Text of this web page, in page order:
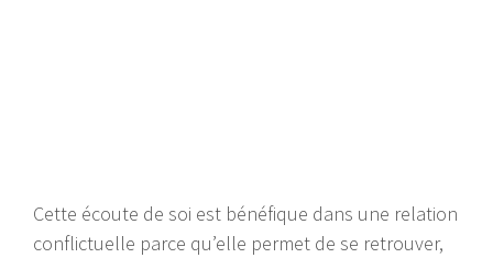
Cette écoute de soi est bénéfique dans une relation
conflictuelle parce qu’elle permet de se retrouver,